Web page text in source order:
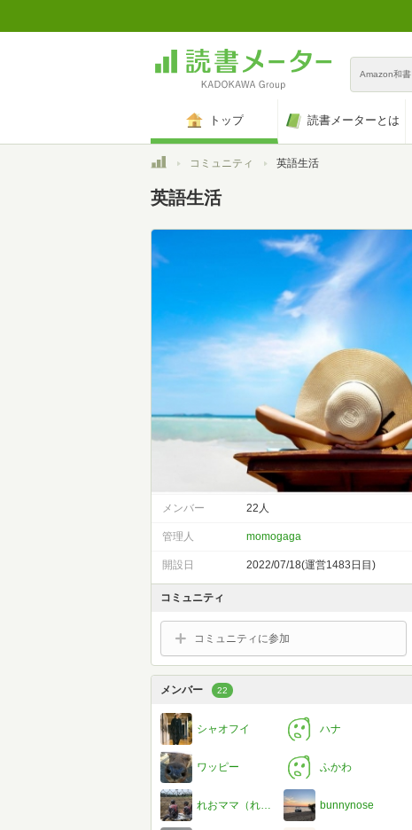
Amazon和書
トップ 読書メーターとは
トップコミュニティ 英語生活
英語生活
メンバー 22人
管理人 momogaga
開設日 2022/07/18(運営1483日目)
コミュニティ
コミュニティに参加
メンバー 22
シャオフイ ハナ
ワッピー ふかわ
れおママ（れおの読書記録） bunnynose